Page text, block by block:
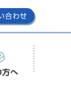
合わせ
方へ